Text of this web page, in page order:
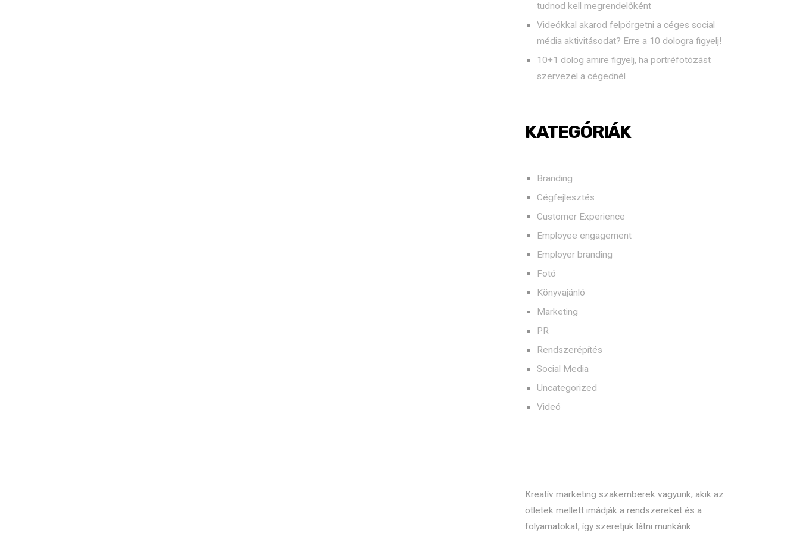
tudnod kell megrendelőként
Videókkal akarod felpörgetni a céges social
média aktivitásodat? Erre a 10 dologra figyelj!
10+1 dolog amire figyelj, ha portréfotózást
szervezel a cégednél
KATEGÓRIÁK
Branding
Cégfejlesztés
Customer Experience
Employee engagement
Employer branding
Fotó
Könyvajánló
Marketing
PR
Rendszerépítés
Social Media
Uncategorized
Videó
Kreatív marketing szakemberek vagyunk, akik az
ötletek mellett imádják a rendszereket és a
folyamatokat, így szeretjük látni munkánk